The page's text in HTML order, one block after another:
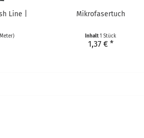
Line |
Mikrofasertuch
Inhalt1 Stück
1,37 € *